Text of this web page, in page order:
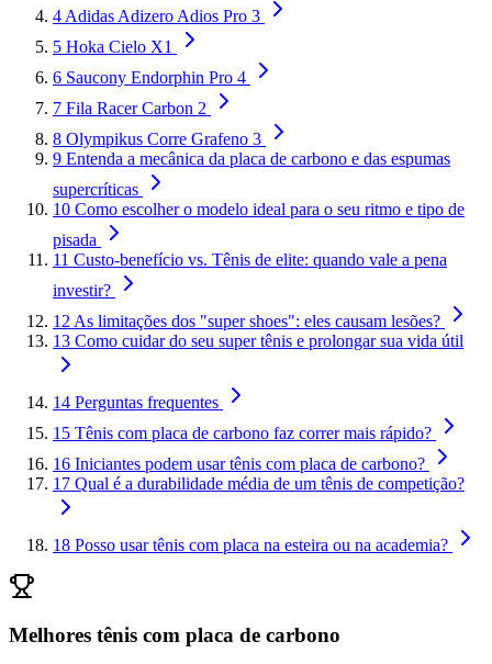
4 Adidas Adizero Adios Pro 3
5 Hoka Cielo X1
6 Saucony Endorphin Pro 4
7 Fila Racer Carbon 2
8 Olympikus Corre Grafeno 3
9 Entenda a mecânica da placa de carbono e das espumas
supercríticas
10 Como escolher o modelo ideal para o seu ritmo e tipo de
pisada
11 Custo-benefício vs. Tênis de elite: quando vale a pena
investir?
12 As limitações dos "super shoes": eles causam lesões?
13 Como cuidar do seu super tênis e prolongar sua vida útil
14 Perguntas frequentes
15 Tênis com placa de carbono faz correr mais rápido?
16 Iniciantes podem usar tênis com placa de carbono?
17 Qual é a durabilidade média de um tênis de competição?
18 Posso usar tênis com placa na esteira ou na academia?
Melhores tênis com placa de carbono